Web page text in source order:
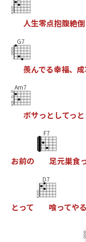
人生零点抱腹絶倒
G7
羨んでる幸福、 成
Am7
ボサっ と してっ と
お前の
F7
足元巣食
とって
D7
喰ってやる